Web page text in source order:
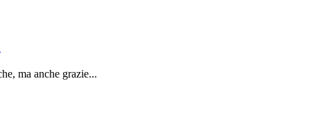
ma anche grazie...